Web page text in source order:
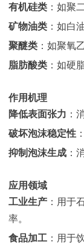
有机硅类 ：如聚
矿物油类 ：如白
聚醚类 ：如聚氧
脂肪酸类 ：如硬
作用机理
降低表面张力 ：
破坏泡沫稳定性
抑制泡沫生成 ：
应用领域
工业生产 ：用于
率。
食品加工 ：用于